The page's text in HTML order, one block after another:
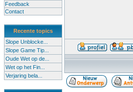
Feedback
Contact
Recente topics
Slope Unblocke...
Slope Game Tip...
Oude Wet op de...
Wet op het Fin...
Verjaring bela...